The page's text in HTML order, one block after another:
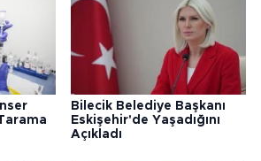
Bilecik Belediye Başkanı
Eskişehir'de Yaşadığını
Açıkladı